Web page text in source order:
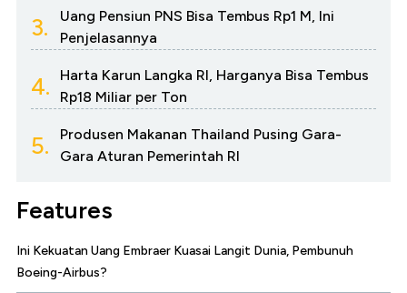
3.
Uang Pensiun PNS Bisa Tembus Rp1 M, Ini
Penjelasannya
4.
Harta Karun Langka RI, Harganya Bisa Tembus
Rp18 Miliar per Ton
5.
Produsen Makanan Thailand Pusing Gara-
Gara Aturan Pemerintah RI
Features
Ini Kekuatan Uang Embraer Kuasai Langit Dunia, Pembunuh
Boeing-Airbus?